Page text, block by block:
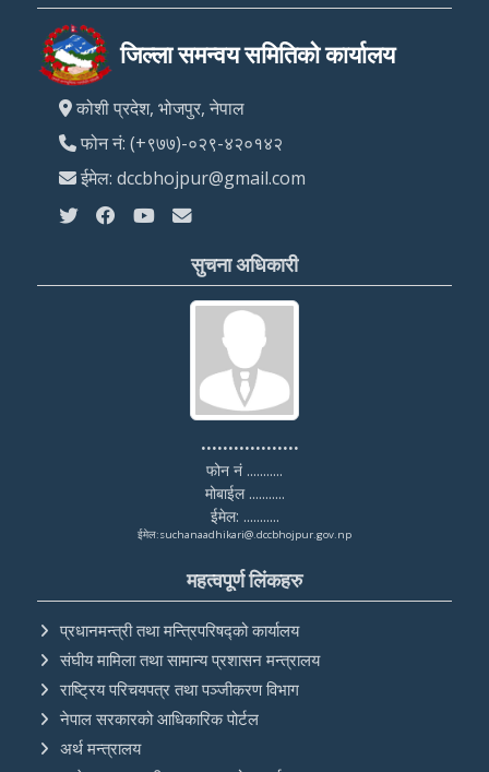
जिल्ला समन्वय समितिको कार्यालय
कोशी प्रदेश, भोजपुर, नेपाल
फोन नं: (+९७७)-०२९-४२०१४२
ईमेल: dccbhojpur@gmail.com
सुचना अधिकारी
..................
फोन नं ...........
मोबाईल ...........
ईमेल: ...........
ईमेल:suchanaadhikari@.dccbhojpur.gov.np
महत्वपूर्ण लिंकहरु
प्रधानमन्त्री तथा मन्त्रिपरिषद्को कार्यालय
संघीय मामिला तथा सामान्य प्रशासन मन्त्रालय
राष्ट्रिय परिचयपत्र तथा पञ्‍जीकरण विभाग
नेपाल सरकारको आधिकारिक पोर्टल
अर्थ मन्त्रालय